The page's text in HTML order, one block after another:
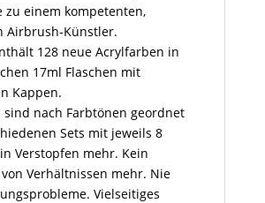
zu einem kompetenten,
Airbrush-Künstler.
128 neue Acrylfarben in
17ml Flaschen mit
Kappen.
sind nach Farbtönen geordnet
Sets mit jeweils 8
Verstopfen mehr. Kein
Verhältnissen mehr. Nie
Vielseitiges